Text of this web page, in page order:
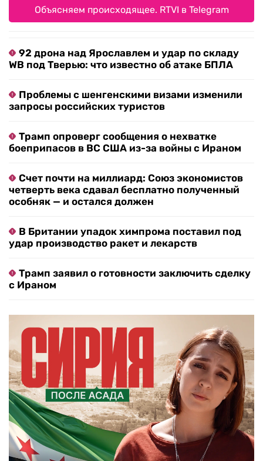
Объясняем происходящее. RTVI в Telegram
92 дрона над Ярославлем и удар по складу
WB под Тверью: что известно об атаке БПЛА
Проблемы с шенгенскими визами изменили
запросы российских туристов
Трамп опроверг сообщения о нехватке
боеприпасов в ВС США из-за войны с Ираном
Счет почти на миллиард: Союз экономистов
четверть века сдавал бесплатно полученный
особняк — и остался должен
В Британии упадок химпрома поставил под
удар производство ракет и лекарств
Трамп заявил о готовности заключить сделку
с Ираном